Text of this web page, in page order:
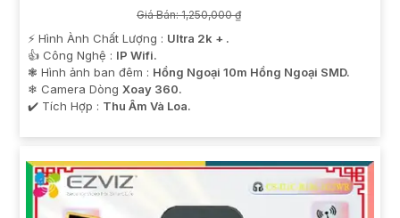
Giá Bán: 1,250,000 ₫
️⚡ Hình Ành Chất Lượng : Ultra 2k + .
👍 Công Nghệ : IP Wifi.
❃ Hình ảnh ban đêm : Hồng Ngoại 10m Hồng Ngoại SMD.
❄ Camera Dòng Xoay 360.
️✔️ Tích Hợp : Thu Âm Và Loa.